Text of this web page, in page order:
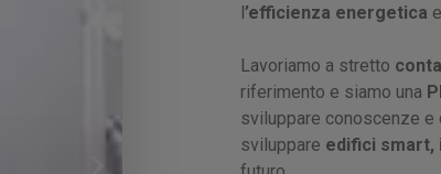
l’efficienza energetica
Lavoriamo a stretto
riferimento e siamo una
sviluppare conoscenze
sviluppare edifici smart,